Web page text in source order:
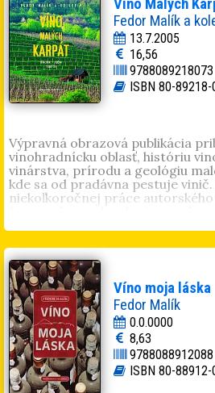
už len ťažko dá orientovať v
trhu.
Víno Malých
Fedor Malík a
13.7.2005
16,56
9788089218073
ISBN 80-89218-
Výpravná obrazová publikácia
vinohradnícku oblasť, históriu
vinárstva, prírodu a geológiu
kde sa od pradávna pestuje vinič.
niekoľkoročnej práce
charakteristických odrodách
malokarpatskej kuchyni.
Víno moja láska
Fedor Malík
0.0.0000
8,63
9788088912088
ISBN 80-88912-